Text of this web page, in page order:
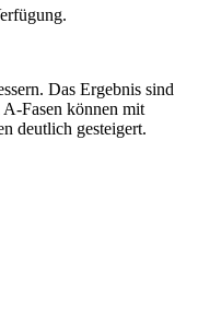
Das Ergebnis sind
Fasen können mit
deutlich gesteigert.